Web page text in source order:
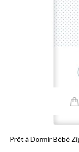
Prêt à Dormir Bébé